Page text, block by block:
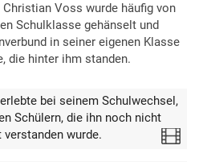
Voss wurde häufig von
Schulklasse gehänselt und
in seiner eigenen Klasse
die hinter ihm standen.
bei seinem Schulwechsel,
Schülern, die ihn noch nicht
verstanden wurde.